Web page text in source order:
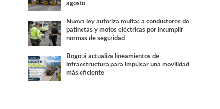
agosto
Nueva ley autoriza multas a conductores de
patinetas y motos eléctricas por incumplir
normas de seguridad
Bogotá actualiza lineamientos de
infraestructura para impulsar una movilidad
más eficiente